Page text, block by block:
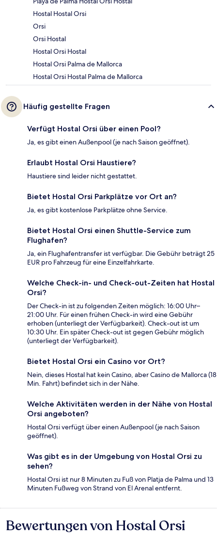
Hostal Hostal Orsi
Orsi
Orsi Hostal
Hostal Orsi Hostal
Hostal Orsi Palma de Mallorca
Hostal Orsi Hostal Palma de Mallorca
Häufig gestellte Fragen
Verfügt Hostal Orsi über einen Pool?
Ja, es gibt einen Außenpool (je nach Saison geöffnet).
Erlaubt Hostal Orsi Haustiere?
Haustiere sind leider nicht gestattet.
Bietet Hostal Orsi Parkplätze vor Ort an?
Ja, es gibt kostenlose Parkplätze ohne Service.
Bietet Hostal Orsi einen Shuttle-Service zum
Flughafen?
Ja, ein Flughafentransfer ist verfügbar. Die Gebühr beträgt 25
EUR pro Fahrzeug für eine Einzelfahrkarte.
Welche Check-in- und Check-out-Zeiten hat Hostal
Orsi?
Der Check-in ist zu folgenden Zeiten möglich: 16:00 Uhr–
21:00 Uhr. Für einen frühen Check-in wird eine Gebühr
erhoben (unterliegt der Verfügbarkeit). Check-out ist um
10:30 Uhr. Ein später Check-out ist gegen Gebühr möglich
(unterliegt der Verfügbarkeit).
Bietet Hostal Orsi ein Casino vor Ort?
Nein, dieses Hostal hat kein Casino, aber Casino de Mallorca (18
Min. Fahrt) befindet sich in der Nähe.
Welche Aktivitäten werden in der Nähe von Hostal
Orsi angeboten?
Hostal Orsi verfügt über einen Außenpool (je nach Saison
geöffnet).
Was gibt es in der Umgebung von Hostal Orsi zu
sehen?
Hostal Orsi ist nur 8 Minuten zu Fuß von Platja de Palma und 13
Minuten Fußweg von Strand von El Arenal entfernt.
Bewertungen
Bewertungen von Hostal Orsi